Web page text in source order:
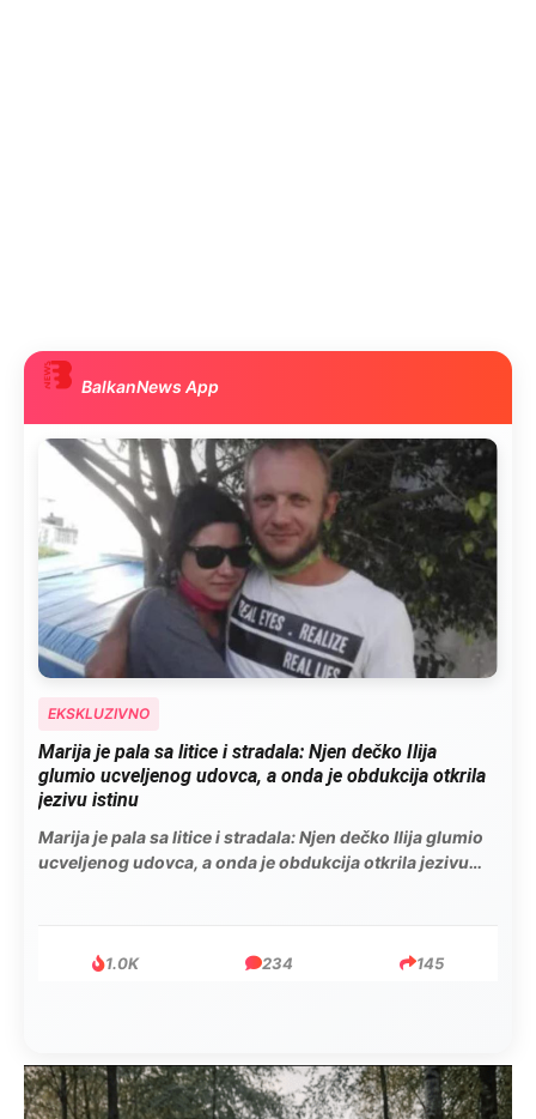
BalkanNews App
EKSKLUZIVNO
Marija je pala sa litice i stradala: Njen dečko Ilija
glumio ucveljenog udovca, a onda je obdukcija otkrila
jezivu istinu
Marija je pala sa litice i stradala: Njen dečko Ilija glumio
ucveljenog udovca, a onda je obdukcija otkrila jezivu
1.0K 234 145